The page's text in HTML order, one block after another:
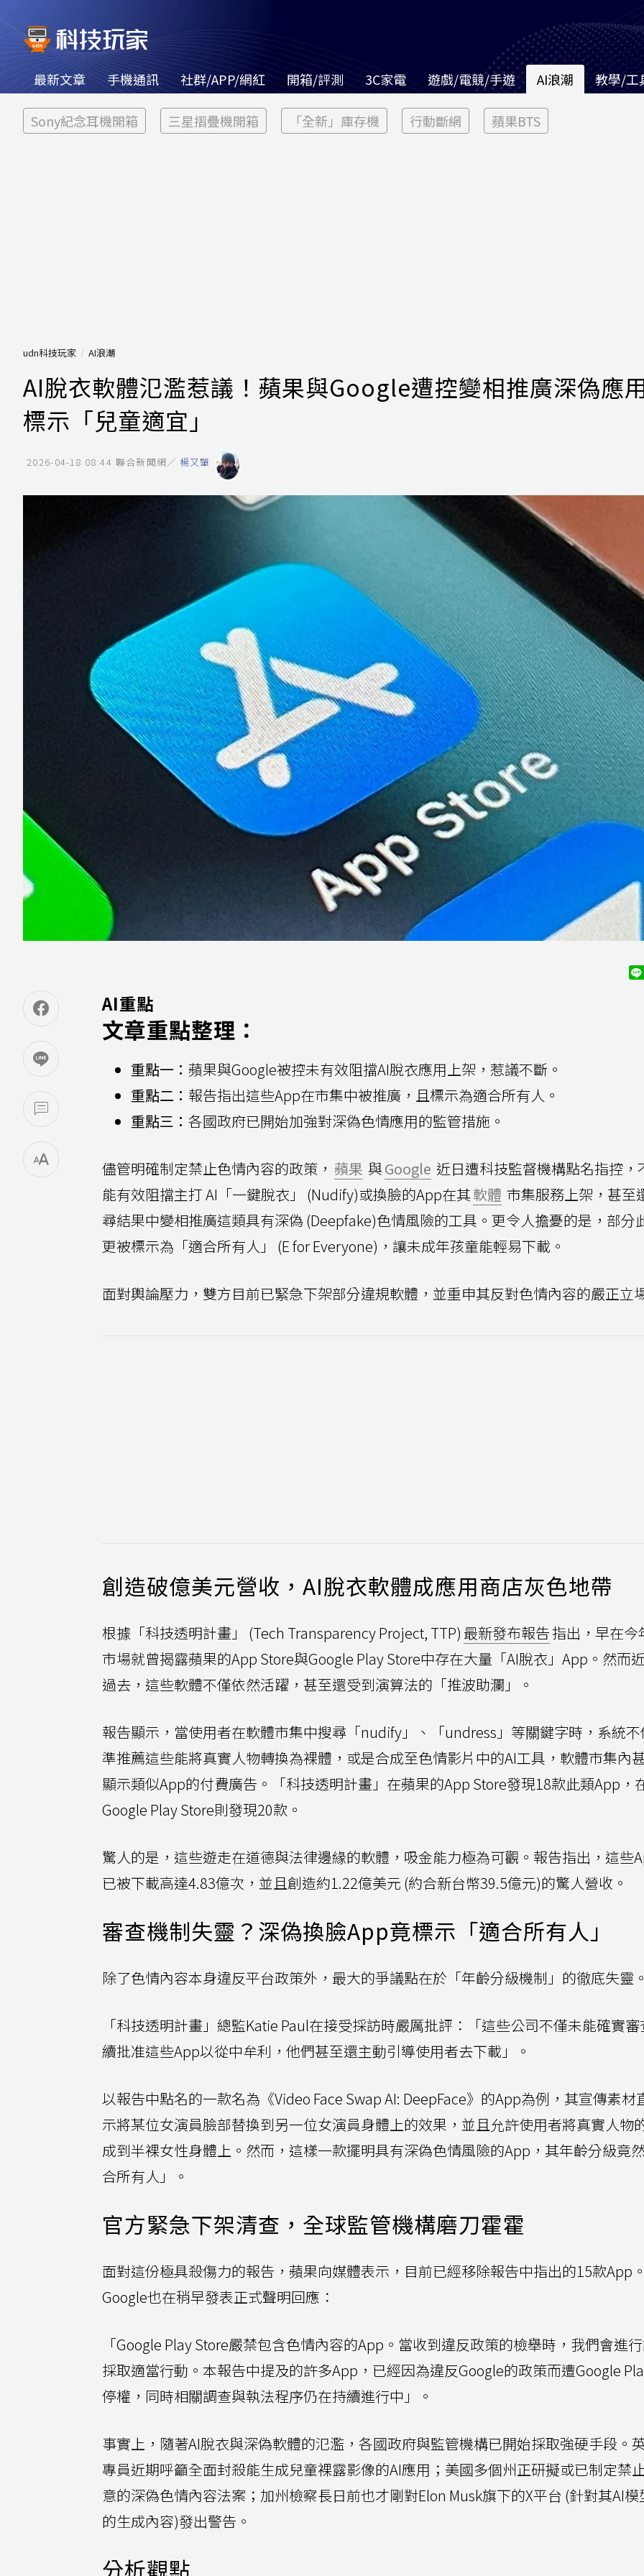
最新文章 手機通訊 社群/APP/網紅 開箱/評測 3C家電 遊戲/電競/手遊 AI浪潮 教學/工
Sony紀念耳機開箱 三星摺疊機開箱 「全新」庫存機 行動斷網 蘋果BTS
udn科技玩家 AI浪潮
AI脫衣軟體氾濫惹議！蘋果與Google遭控變相推廣深偽應
標示「兒童適宜」
2026-04-18 08:44 聯合新聞網／ 楊又肇
AI重點
文章重點整理：
重點一： 蘋果與Google被控未有效阻擋AI脫衣應用上架，惹議不斷。
重點二： 報告指出這些App在市集中被推廣，且標示為適合所有人。
重點三： 各國政府已開始加強對深偽色情應用的監管措施。
儘管明確制定禁止色情內容的政策， 蘋果 與Google 近日遭科技監督機構點名指控，
能有效阻擋主打 AI「一鍵脫衣」 (Nudify)或換臉的App在其軟體 市集服務上架，甚至
尋結果中變相推廣這類具有深偽 (Deepfake)色情風險的工具。更令人擔憂的是，部分
更被標示為「適合所有人」 (E for Everyone)，讓未成年孩童能輕易下載。
面對輿論壓力，雙方目前已緊急下架部分違規軟體，並重申其反對色情內容的嚴正立
創造破億美元營收，AI脫衣軟體成應用商店灰色地帶
根據「科技透明計畫」 (Tech Transparency Project, TTP)最新發布報告指出，早在今
市場就曾揭露蘋果的App Store與Google Play Store中存在大量「AI脫衣」App。然而
過去，這些軟體不僅依然活躍，甚至還受到演算法的「推波助瀾」。
報告顯示，當使用者在軟體市集中搜尋「nudify」、「undress」等關鍵字時，系統
準推薦這些能將真實人物轉換為裸體，或是合成至色情影片中的AI工具，軟體市集內
顯示類似App的付費廣告。「科技透明計畫」在蘋果的App Store發現18款此類App，
Google Play Store則發現20款。
驚人的是，這些遊走在道德與法律邊緣的軟體，吸金能力極為可觀。報告指出，這些
已被下載高達4.83億次，並且創造約1.22億美元 (約合新台幣39.5億元)的驚人營收。
審查機制失靈？深偽換臉App竟標示「適合所有人」
除了色情內容本身違反平台政策外，最大的爭議點在於「年齡分級機制」的徹底失靈
「科技透明計畫」總監Katie Paul在接受採訪時嚴厲批評：「這些公司不僅未能確實
續批准這些App以從中牟利，他們甚至還主動引導使用者去下載」。
以報告中點名的一款名為《Video Face Swap AI: DeepFace》的App為例，其宣傳素材
示將某位女演員臉部替換到另一位女演員身體上的效果，並且允許使用者將真實人物
成到半裸女性身體上。然而，這樣一款擺明具有深偽色情風險的App，其年齡分級竟
合所有人」。
官方緊急下架清查，全球監管機構磨刀霍霍
面對這份極具殺傷力的報告，蘋果向媒體表示，目前已經移除報告中指出的15款App
Google也在稍早發表正式聲明回應：
「Google Play Store嚴禁包含色情內容的App。當收到違反政策的檢舉時，我們會進
採取適當行動。本報告中提及的許多App，已經因為違反Google的政策而遭Google
停權，同時相關調查與執法程序仍在持續進行中」。
事實上，隨著AI脫衣與深偽軟體的氾濫，各國政府與監管機構已開始採取強硬手段。
專員近期呼籲全面封殺能生成兒童裸露影像的AI應用；美國多個州正研擬或已制定禁
意的深偽色情內容法案；加州檢察長日前也才剛對Elon Musk旗下的X平台 (針對其AI模
的生成內容)發出警告。
分析觀點